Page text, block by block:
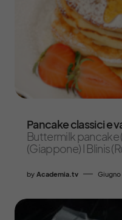
Pancake classici e
Buttermilk pancake
(Giappone) I Blinis
by Academia.tv